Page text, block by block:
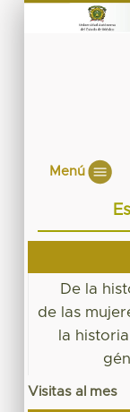
Menú
De la
de las
la
Visitas al mes